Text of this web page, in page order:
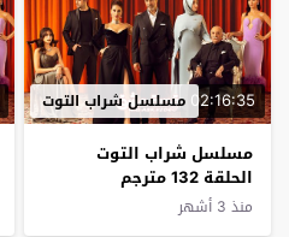
02:16:35 مسلسل شراب التوت
مسلسل شراب التوت
الحلقة 132 مترجم
منذ 3 أشهر